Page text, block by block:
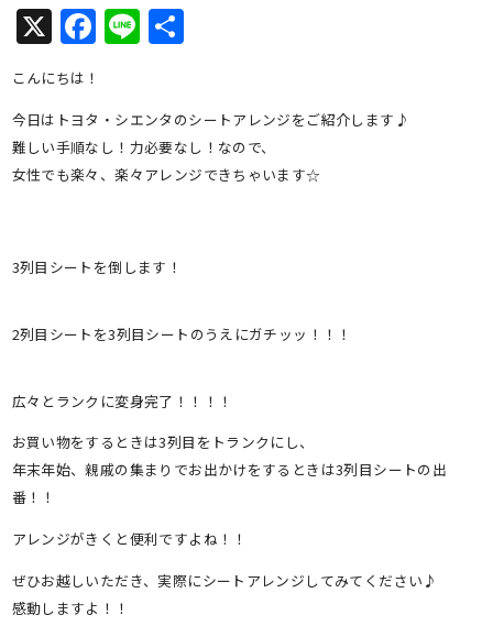
X Facebook
Line共
こんにちは！
今日はトヨタ・シエンタのシートアレンジをご紹介します♪
難しい手順なし！力必要なし！なので、
女性でも楽々、楽々アレンジできちゃいます☆
3列目シートを倒します！
2列目シートを3列目シートのうえにガチッッ！！！
広々とランクに変身完了！！！！
お買い物をするときは3列目をトランクにし、
年末年始、親戚の集まりでお出かけをするときは3列目シートの出
番！！
アレンジがきくと便利ですよね！！
ぜひお越しいただき、実際にシートアレンジしてみてください♪
感動しますよ！！